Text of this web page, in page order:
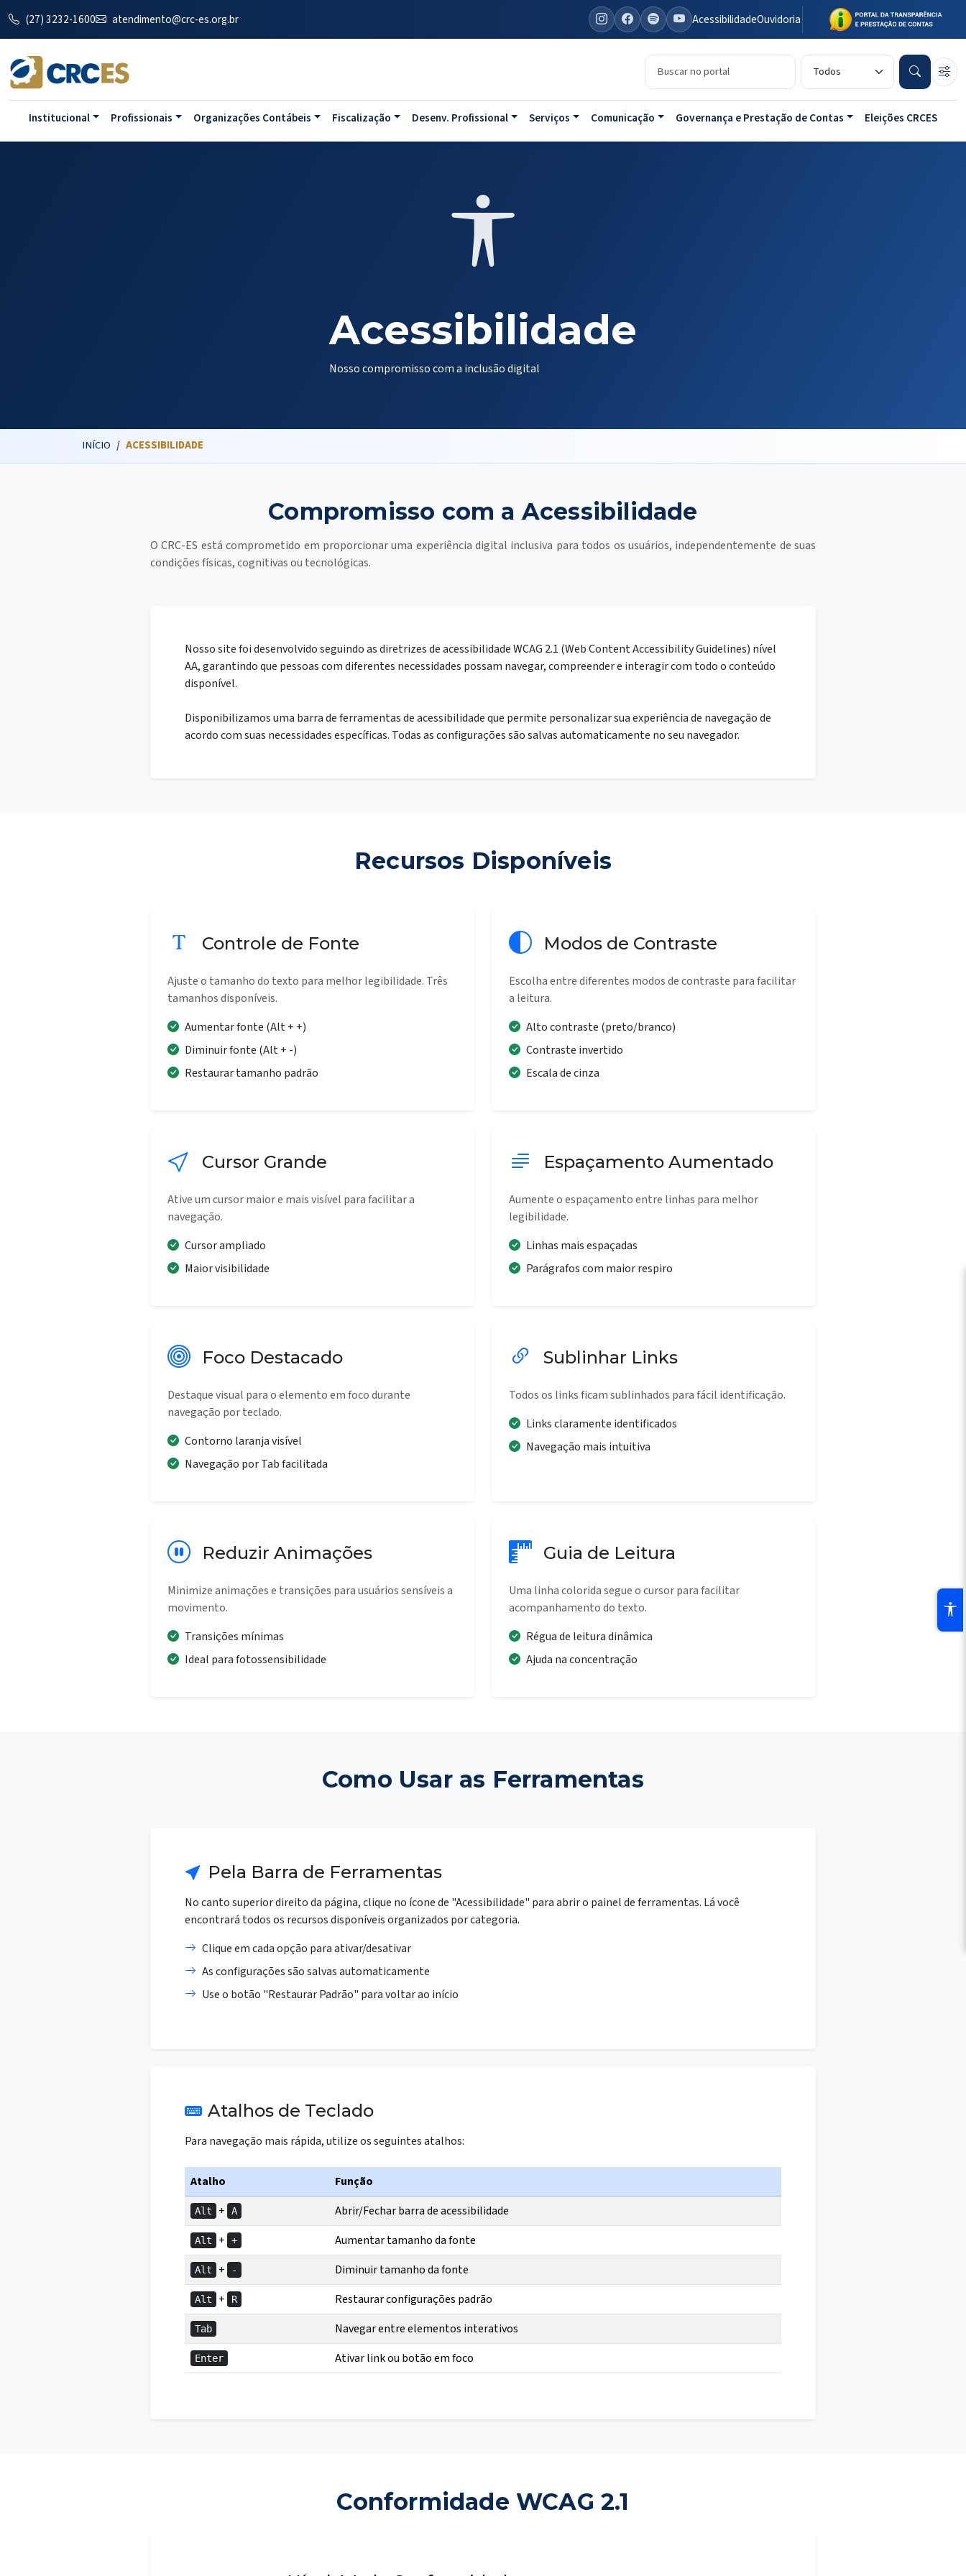
(27) 3232-1600 atendimento@crc-es.org.br AcessibilidadeOuvidoria
Buscar no portal
Tipo de conteúdo
Institucional Profissionais Organizações Contábeis Fiscalização Desenv. Profissional Serviços Comunicação Governança e Prestação de Contas Eleições CRCES
Acessibilidade
Nosso compromisso com a inclusão digital
INÍCIO ACESSIBILIDADE
Compromisso com a Acessibilidade
O CRC-ES está comprometido em proporcionar uma experiência digital inclusiva para todos os usuários, independentemente de suas
condições físicas, cognitivas ou tecnológicas.
Nosso site foi desenvolvido seguindo as diretrizes de acessibilidade WCAG 2.1 (Web Content Accessibility Guidelines) nível
AA, garantindo que pessoas com diferentes necessidades possam navegar, compreender e interagir com todo o conteúdo
disponível.
Disponibilizamos uma barra de ferramentas de acessibilidade que permite personalizar sua experiência de navegação de
acordo com suas necessidades específicas. Todas as configurações são salvas automaticamente no seu navegador.
Recursos Disponíveis
Controle de Fonte
Ajuste o tamanho do texto para melhor legibilidade. Três
tamanhos disponíveis.
Aumentar fonte (Alt + +)
Diminuir fonte (Alt + -)
Restaurar tamanho padrão
Modos de Contraste
Escolha entre diferentes modos de contraste para facilitar
a leitura.
Alto contraste (preto/branco)
Contraste invertido
Escala de cinza
Cursor Grande
Ative um cursor maior e mais visível para facilitar a
navegação.
Cursor ampliado
Maior visibilidade
Espaçamento Aumentado
Aumente o espaçamento entre linhas para melhor
legibilidade.
Linhas mais espaçadas
Parágrafos com maior respiro
Foco Destacado
Destaque visual para o elemento em foco durante
navegação por teclado.
Contorno laranja visível
Navegação por Tab facilitada
Sublinhar Links
Todos os links ficam sublinhados para fácil identificação.
Links claramente identificados
Navegação mais intuitiva
Reduzir Animações
Minimize animações e transições para usuários sensíveis a
movimento.
Transições mínimas
Ideal para fotossensibilidade
Guia de Leitura
Uma linha colorida segue o cursor para facilitar
acompanhamento do texto.
Régua de leitura dinâmica
Ajuda na concentração
Como Usar as Ferramentas
Pela Barra de Ferramentas
No canto superior direito da página, clique no ícone de "Acessibilidade" para abrir o painel de ferramentas. Lá você
encontrará todos os recursos disponíveis organizados por categoria.
Clique em cada opção para ativar/desativar
As configurações são salvas automaticamente
Use o botão "Restaurar Padrão" para voltar ao início
Atalhos de Teclado
Para navegação mais rápida, utilize os seguintes atalhos:
Atalho Função
Alt + A Abrir/Fechar barra de acessibilidade
Alt + + Aumentar tamanho da fonte
Alt + - Diminuir tamanho da fonte
Alt + R Restaurar configurações padrão
Tab Navegar entre elementos interativos
Enter Ativar link ou botão em foco
Conformidade WCAG 2.1